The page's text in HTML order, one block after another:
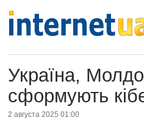
Україна,
сформують
2 августа 2025 01:00